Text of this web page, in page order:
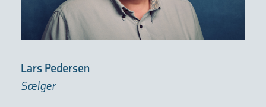
Lars Pedersen
Sælger